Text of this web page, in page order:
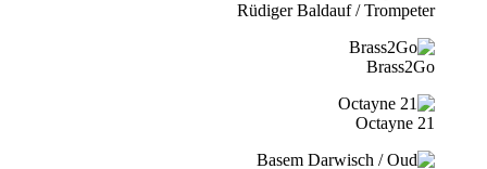
Rüdiger Baldauf / Trompeter
Brass2Go
21 Octayne